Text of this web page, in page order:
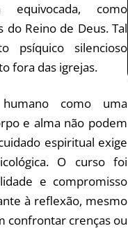
como
Reino de Deus. Tal
psíquico silencioso
fora das igrejas.
como uma
e alma não podem
espiritual exige
O curso foi
e compromisso
à reflexão, mesmo
confrontar crenças ou